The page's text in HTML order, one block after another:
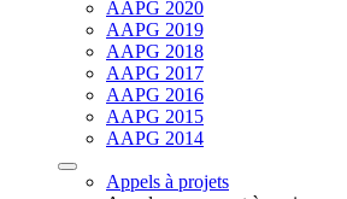
AAPG 2020
AAPG 2019
AAPG 2018
AAPG 2017
AAPG 2016
AAPG 2015
AAPG 2014
Appels à projets